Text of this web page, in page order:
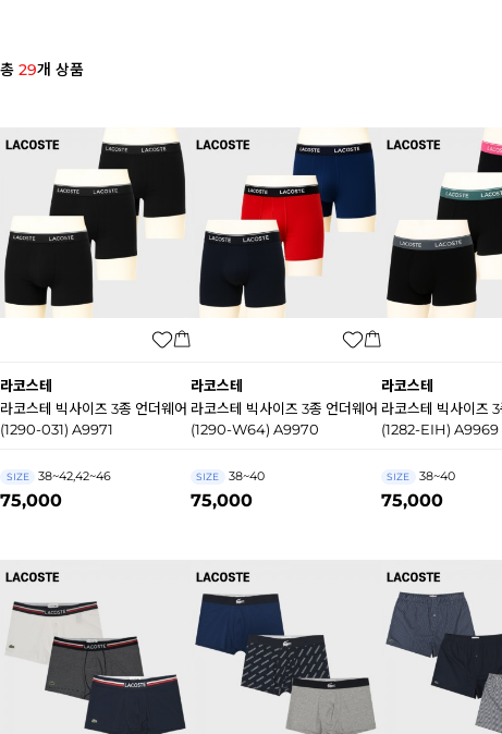
총 29개 상품
라코스테
라코스테 빅사이즈 3종 언더웨어
(1290-031) A9971
SIZE 38~42,42~46
75,000
라코스테
라코스테 빅사이즈 3종 언더웨어
(1290-W64) A9970
SIZE 38~40
75,000
라코스테
라코스테 빅사이즈
(1282-EIH) A9969
SIZE 38~40
75,000